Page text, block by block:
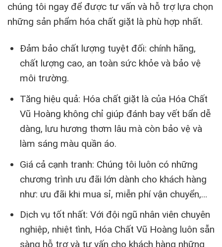
chúng tôi ngay để được tư vấn và hỗ trợ lựa chọn
những sản phẩm hóa chất giặt là phù hợp nhất.
Đảm bảo chất lượng tuyệt đối: chính hãng,
chất lượng cao, an toàn sức khỏe và bảo vệ
môi trường.
Tăng hiệu quả: Hóa chất giặt là của Hóa Chất
Vũ Hoàng không chỉ giúp đánh bay vết bẩn dễ
dàng, lưu hương thơm lâu mà còn bảo vệ và
làm sáng màu quần áo.
Giá cả cạnh tranh: Chúng tôi luôn có những
chương trình ưu đãi lớn dành cho khách hàng
như: ưu đãi khi mua sỉ, miễn phí vận chuyển,…
Dịch vụ tốt nhất: Với đội ngũ nhân viên chuyên
nghiệp, nhiệt tình, Hóa Chất Vũ Hoàng luôn sẵn
sàng hỗ trợ và tư vấn cho khách hàng những